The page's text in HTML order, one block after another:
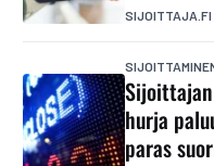
SIJOITTAJA.FI
hurja
paras